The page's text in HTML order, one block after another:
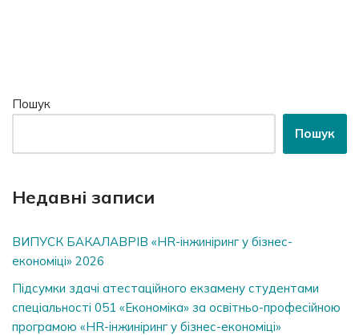
Пошук
Пошук
Недавні записи
ВИПУСК БАКАЛАВРІВ «HR-інжиніринг у бізнес-
економіці» 2026
Підсумки здачі атестаційного екзамену студентами
спеціальності 051 «Економіка» за освітньо-професійною
програмою «HR-інжиніринг у бізнес-економіці»